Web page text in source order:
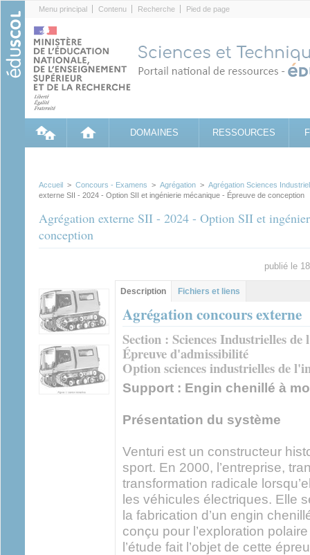
Menu principal Contenu Recherche Pied de page
DOMAINES RESSOURCES
Accueil > Concours - Examens > Agrégation > Agrégation Sciences
externe SII - 2024 - Option SII et ingénierie mécanique - Épreuve de conception
Agrégation externe SII - 2024 - Option SII et
conception
publié le
Groupe principal
Description (onglet
actif)
Fichiers et liens
Agrégation concours externe
Section : Sciences Industrielles de
Épreuve d'admissibilité
Option sciences industrielles de
Support : Engin chenillé à
Présentation du système
Venturi est un constructeur
sport. En 2000, l’entreprise,
transformation radicale
les véhicules électriques. Elle
la fabrication d’un engin
conçu pour l’exploration
l’étude fait l’objet de cette